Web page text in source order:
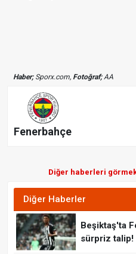
Haber;Sporx.com, Fotoğraf;AA
Fenerbahçe
Diğer haberleri görmek
Diğer Haberler
Beşiktaş'ta
sürpriz talip!